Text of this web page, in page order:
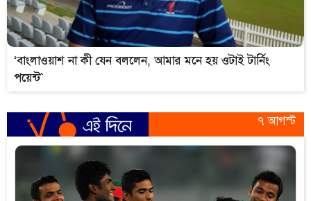
‘বাংলাওয়াশ না কী যেন বললেন, আমার মনে হয় ওটাই টার্নিং
পয়েন্ট`
৭ আগস্ট